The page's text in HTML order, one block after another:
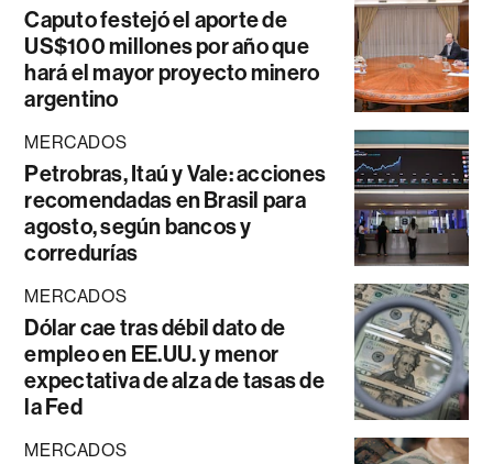
Caputo festejó el aporte de
US$100 millones por año que
hará el mayor proyecto minero
argentino
MERCADOS
Petrobras, Itaú y Vale: acciones
recomendadas en Brasil para
agosto, según bancos y
corredurías
MERCADOS
Dólar cae tras débil dato de
empleo en EE.UU. y menor
expectativa de alza de tasas de
la Fed
MERCADOS